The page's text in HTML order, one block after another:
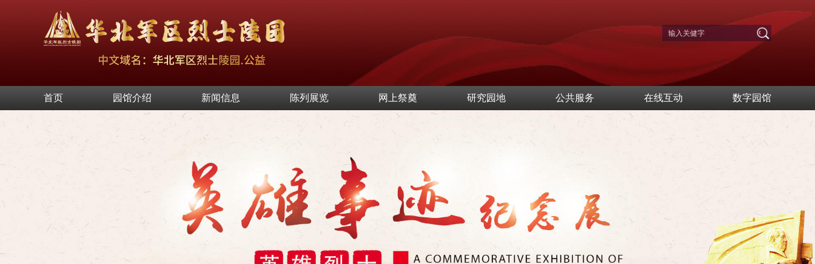
首页 园馆介绍 新闻信息 陈列展览 网上祭奠 研究园地 公共服务 在线互动 数字园馆